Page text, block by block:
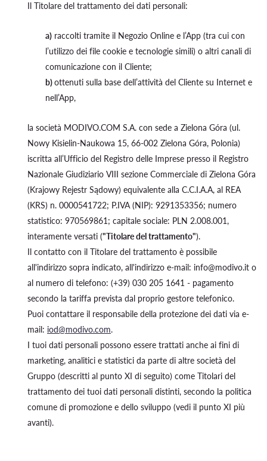
Il Titolare del trattamento dei dati personali:
a) raccolti tramite il Negozio Online e l’App (tra cui con
l’utilizzo dei file cookie e tecnologie simili) o altri canali di
comunicazione con il Cliente;
b)ottenuti sulla base dell’attività del Cliente su Internet e
nell’App,
la società MODIVO.COM S.A. con sede a Zielona Góra (ul.
Nowy Kisielin-Naukowa 15, 66-002 Zielona Góra, Polonia)
iscritta all’Ufficio del Registro delle Imprese presso il Registro
Nazionale Giudiziario VIII sezione Commerciale di Zielona Góra
(Krajowy Rejestr Sądowy) equivalente alla C.C.I.A.A, al REA
(KRS) n. 0000541722; P.IVA (NIP): 9291353356; numero
statistico: 970569861; capitale sociale: PLN 2.008.001,
interamente versati ("Titolare del trattamento").
Il contatto con il Titolare del trattamento è possibile
all'indirizzo sopra indicato, all'indirizzo e-mail: info@modivo.it o
al numero di telefono: (+39) 030 205 1641 - pagamento
secondo la tariffa prevista dal proprio gestore telefonico.
Puoi contattare il responsabile della protezione dei dati via e-
mail: iod@modivo.com.
I tuoi dati personali possono essere trattati anche ai fini di
marketing, analitici e statistici da parte di altre società del
Gruppo (descritti al punto XI di seguito) come Titolari del
trattamento dei tuoi dati personali distinti, secondo la politica
comune di promozione e dello sviluppo (vedi il punto XI più
avanti).